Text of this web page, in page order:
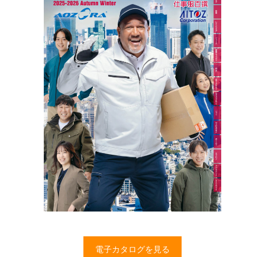
電子カタログを見る